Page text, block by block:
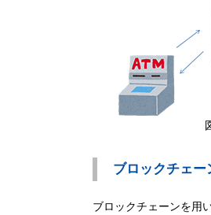
ブロックチェ
ブロックチェーンを用